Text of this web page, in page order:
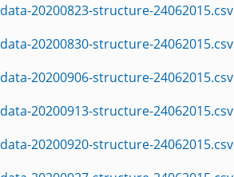
data-20200823-structure-24062015.csv
data-20200830-structure-24062015.csv
data-20200906-structure-24062015.csv
data-20200913-structure-24062015.csv
data-20200920-structure-24062015.csv